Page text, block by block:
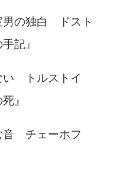
の独白 ドスト
記』
トルストイ
』
チェーホフ